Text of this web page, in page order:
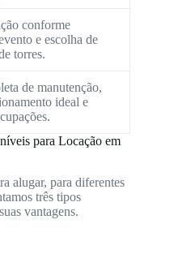
conforme
e escolha de
torres.
de manutenção,
ideal e
para Locação em
alugar, para diferentes
três tipos
vantagens.